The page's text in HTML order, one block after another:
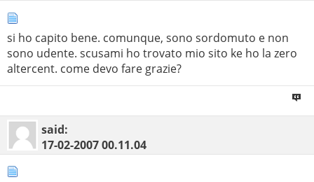
si ho capito bene. comunque, sono sordomuto e non
sono udente. scusami ho trovato mio sito ke ho la zero
altercent. come devo fare grazie?
said:
17-02-200700.11.04